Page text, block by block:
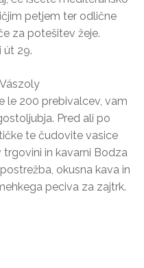
petjem ter odlične
za potešitev žeje.
út 29.
le 200 prebivalcev, vam
Pred ali po
te čudovite vasice
in kavarni Bodza
okusna kava in
peciva za zajtrk.